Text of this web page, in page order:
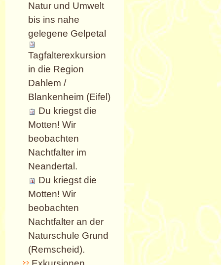
Natur und Umwelt
bis ins nahe
gelegene Gelpetal
Tagfalterexkursion
in die Region
Dahlem /
Blankenheim (Eifel)
Du kriegst die
Motten! Wir
beobachten
Nachtfalter im
Neandertal.
Du kriegst die
Motten! Wir
beobachten
Nachtfalter an der
Naturschule Grund
(Remscheid).